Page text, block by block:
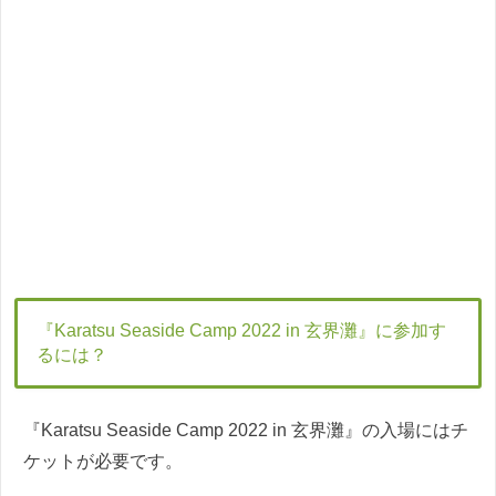
『Karatsu Seaside Camp 2022 in 玄界灘』に参加す
るには？
『Karatsu Seaside Camp 2022 in 玄界灘』の入場にはチ
ケットが必要です。